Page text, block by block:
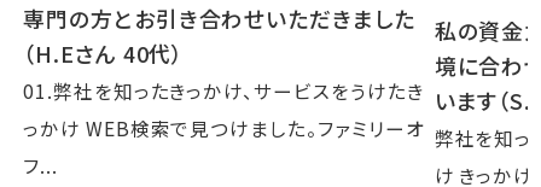
専門の方とお引き合わせいただきました
（H.Eさん 40代）
01.弊社を知ったきっかけ、サービスをうけたき
っかけ WEB検索で見つけました。ファミリーオ
フ...
私の資金
境に合わ
います（
弊社を知っ
け きっか